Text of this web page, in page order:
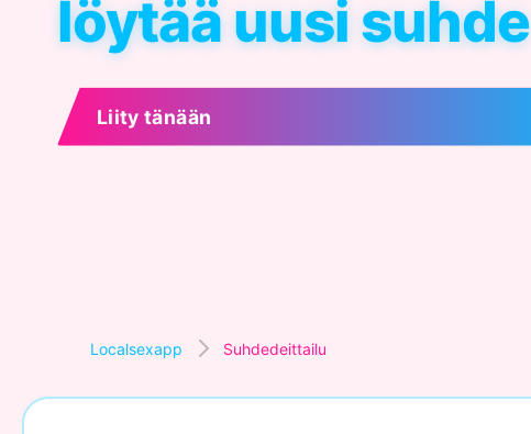
löytää uusi suhde
Liity tänään
Localsexapp Suhdedeittailu